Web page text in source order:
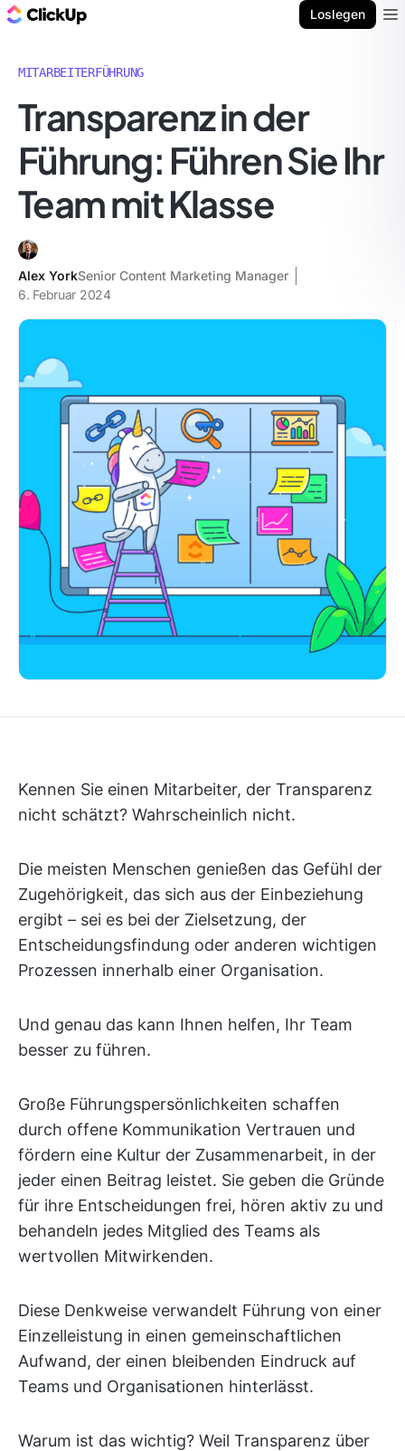
Loslegen
MITARBEITERFÜHRUNG
Transparenz in der
Führung: Führen Sie Ihr
Team mit Klasse
Alex YorkSenior Content Marketing Manager
6. Februar 2024
Kennen Sie einen Mitarbeiter, der Transparenz
nicht schätzt? Wahrscheinlich nicht.
Die meisten Menschen genießen das Gefühl der
Zugehörigkeit, das sich aus der Einbeziehung
ergibt – sei es bei der Zielsetzung, der
Entscheidungsfindung oder anderen wichtigen
Prozessen innerhalb einer Organisation.
Und genau das kann Ihnen helfen, Ihr Team
besser zu führen.
Große Führungspersönlichkeiten schaffen
durch offene Kommunikation Vertrauen und
fördern eine Kultur der Zusammenarbeit, in der
jeder einen Beitrag leistet. Sie geben die Gründe
für ihre Entscheidungen frei, hören aktiv zu und
behandeln jedes Mitglied des Teams als
wertvollen Mitwirkenden.
Diese Denkweise verwandelt Führung von einer
Einzelleistung in einen gemeinschaftlichen
Aufwand, der einen bleibenden Eindruck auf
Teams und Organisationen hinterlässt.
Warum ist das wichtig? Weil Transparenz über